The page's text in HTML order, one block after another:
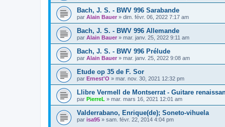
Bach, J. S. - BWV 996 Sarabande
par Alain Bauer » dim. févr. 06, 2022 7:17 am
Bach, J. S. - BWV 996 Allemande
par Alain Bauer » mar. janv. 25, 2022 9:11 am
Bach, J. S. - BWV 996 Prélude
par Alain Bauer » mar. janv. 25, 2022 9:08 am
Etude op 35 de F. Sor
par Ernest'O » mar. nov. 30, 2021 12:32 pm
Llibre Vermell de Montserrat - Guitare
par PierreL » mar. mars 16, 2021 12:01 am
Valderrabano, Enrique(de); Soneto-vihuela
par isa95 » sam. févr. 22, 2014 4:04 pm